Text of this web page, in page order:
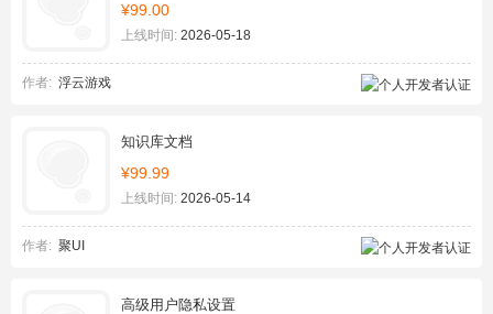
¥99.00
上线时间: 2026-05-18
作者: 浮云游戏
知识库文档
¥99.99
上线时间: 2026-05-14
作者: 聚UI
高级用户隐私设置